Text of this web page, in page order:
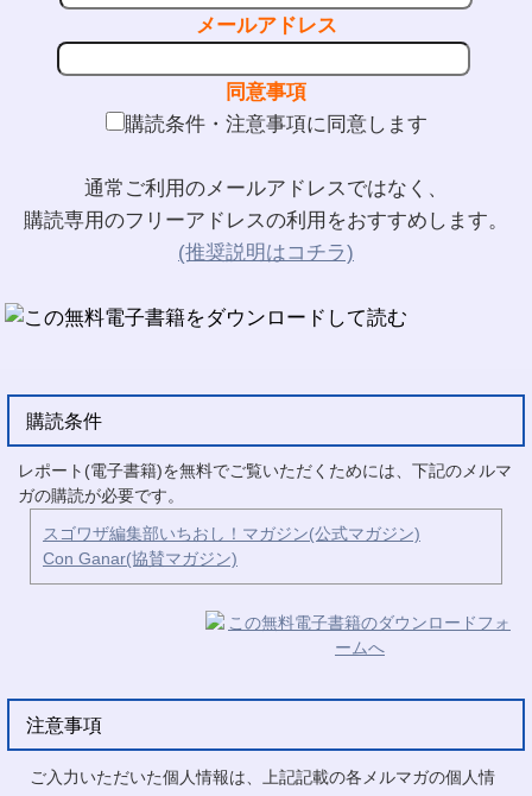
メールアドレス
同意事項
購読条件・注意事項に同意します
通常ご利用のメールアドレスではなく、
購読専用のフリーアドレスの利用をおすすめします。
(推奨説明はコチラ)
購読条件
レポート(電子書籍)を無料でご覧いただくためには、下記のメルマ
ガの購読が必要です。
スゴワザ編集部いちおし！マガジン(公式マガジン)
Con Ganar(協賛マガジン)
注意事項
ご入力いただいた個人情報は、上記記載の各メルマガの個人情